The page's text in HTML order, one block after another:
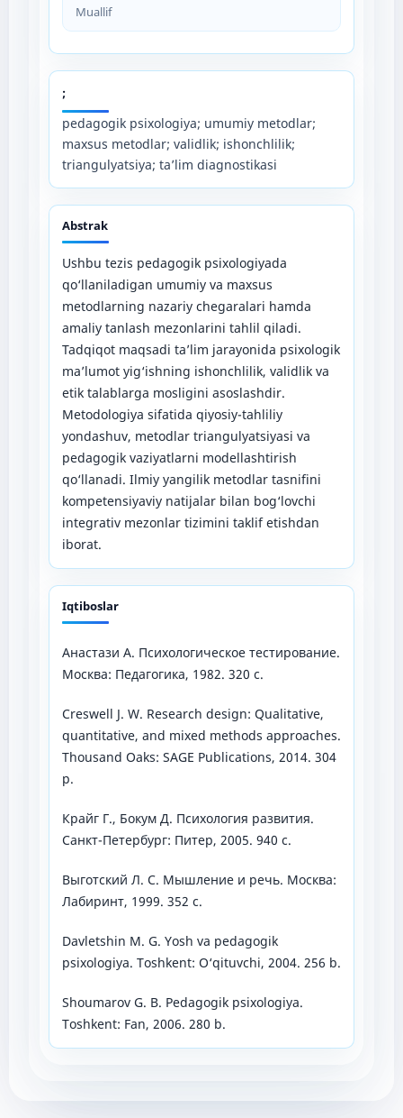
Muallif
;
pedagogik psixologiya; umumiy metodlar;
maxsus metodlar; validlik; ishonchlilik;
triangulyatsiya; ta’lim diagnostikasi
Abstrak
Ushbu tezis pedagogik psixologiyada
qo‘llaniladigan umumiy va maxsus
metodlarning nazariy chegaralari hamda
amaliy tanlash mezonlarini tahlil qiladi.
Tadqiqot maqsadi ta’lim jarayonida psixologik
ma’lumot yig‘ishning ishonchlilik, validlik va
etik talablarga mosligini asoslashdir.
Metodologiya sifatida qiyosiy-tahliliy
yondashuv, metodlar triangulyatsiyasi va
pedagogik vaziyatlarni modellashtirish
qo‘llanadi. Ilmiy yangilik metodlar tasnifini
kompetensiyaviy natijalar bilan bog‘lovchi
integrativ mezonlar tizimini taklif etishdan
iborat.
Iqtiboslar
Анастази А. Психологическое тестирование.
Москва: Педагогика, 1982. 320 с.
Creswell J. W. Research design: Qualitative,
quantitative, and mixed methods approaches.
Thousand Oaks: SAGE Publications, 2014. 304
p.
Крайг Г., Бокум Д. Психология развития.
Санкт-Петербург: Питер, 2005. 940 с.
Выготский Л. С. Мышление и речь. Москва:
Лабиринт, 1999. 352 с.
Davletshin M. G. Yosh va pedagogik
psixologiya. Toshkent: O‘qituvchi, 2004. 256 b.
Shoumarov G. B. Pedagogik psixologiya.
Toshkent: Fan, 2006. 280 b.